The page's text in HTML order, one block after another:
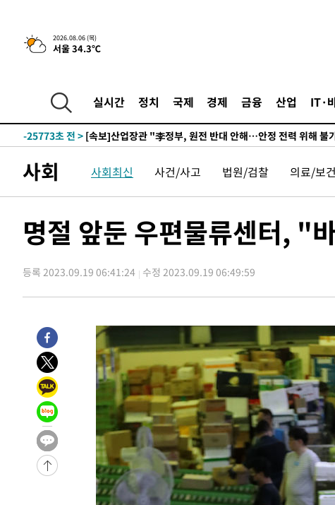
2026.08.06 (목)
서울 34.3℃
실시간 정치 국제 경제 금융 산업 IT·
3시간 전 >[속보] "이란-오만, 호르무즈 해협 통행 항로 합의" 이란 외무부 대
-29275초 전 >
트럼프, 한국계 진보 주지사 후보 맹공…"공산주의가 최대 위
-29253초 전 >
-25773초 전 > [속보]산업장관 "李정부, 원전 반대 안해…안정 전력 위해 불
색
-23857초 전 >
[속보]산업장관 "美무역법 제301조 과잉생산 결과 발표 8월 중
-23650초 전 >[속보]코스피 매도사이드카 발동…4%대 급락
-20483초 전 >서울 열대야 15일째 지속…비공식 '초열대야' 30도 넘어
-19033초 전 >[속보]코스피, 119.51포인트(1.81%) 내린 6478.75 개장
-15480초 전 >6월 경상수지 497.3억 달러…두 달 연속 사상 최대
-12793초 전 >
미 워싱턴주 스포캔 시의 통제불능 3개 산불, 방화선 일부 구축
-4966초 전 >
[속보] 호르무즈 해협 이란-오만 협상 기대속 뉴욕증시 혼조 마
우 0.49%↑
-3321초 전 >
[속보] 이란 대통령 "지금 최고지도자와 소통하기가 매우 어려
임 3년 인터뷰
3시간 전 >
[속보] "이란-오만, 호르무즈 해협 통행 항로 합의" 이란 외무부
-29638초 전 >
내일까지 39도 '펄펄'…기상청 "태풍 지나며 폭염 잠시 꺾인
-29275초 전 >
트럼프, 한국계 진보 주지사 후보 맹공…"공산주의가 최대 위
-29253초 전 >
"美간섭에 합의 지연"…트럼프, '이란 호르무즈 통제권' 수용
-25773초 전 >
[속보]산업장관 "李정부, 원전 반대 안해…안정 전력 위해 불
[속보]경찰, '홍명보 선임 논란' 대한축구협회·축구회관 등 압
사회 사회최신 사건/사고 법원/검찰 의료/보건
명절 앞둔 우편물류센터, "
등록 2023.09.19 06:41:24 수정 2023.09.19 06:49:59